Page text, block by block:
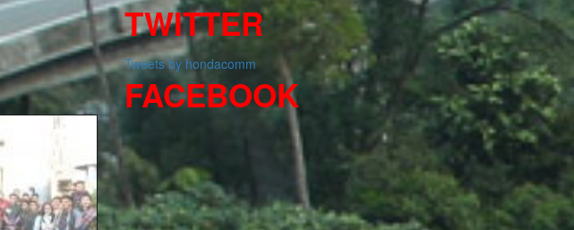
TWITTER
Tweets by hondacomm
FACEBOOK